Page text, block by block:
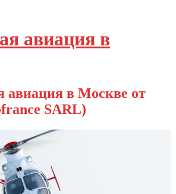
авиация в
авиация в Москве от
SARL)